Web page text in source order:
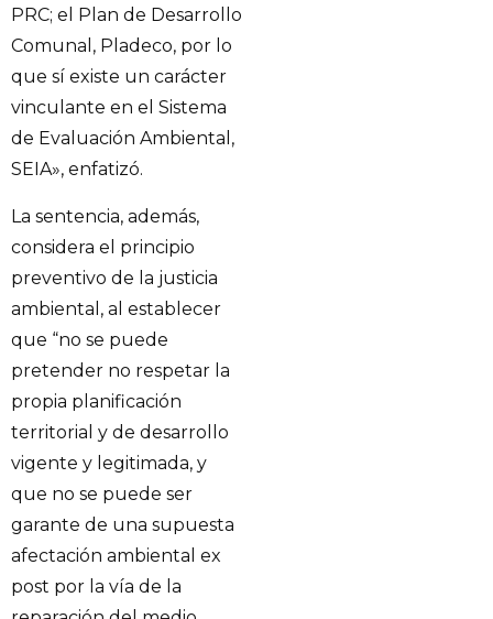
PRC; el Plan de Desarrollo
Comunal, Pladeco, por lo
que sí existe un carácter
vinculante en el Sistema
de Evaluación Ambiental,
SEIA», enfatizó.
La sentencia, además,
considera el principio
preventivo de la justicia
ambiental, al establecer
que “no se puede
pretender no respetar la
propia planificación
territorial y de desarrollo
vigente y legitimada, y
que no se puede ser
garante de una supuesta
afectación ambiental ex
post por la vía de la